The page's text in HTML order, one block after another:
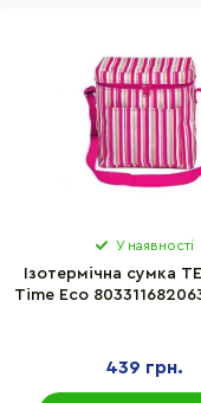
У наявності
Ізотермічна сумка
Time Eco
439 грн.